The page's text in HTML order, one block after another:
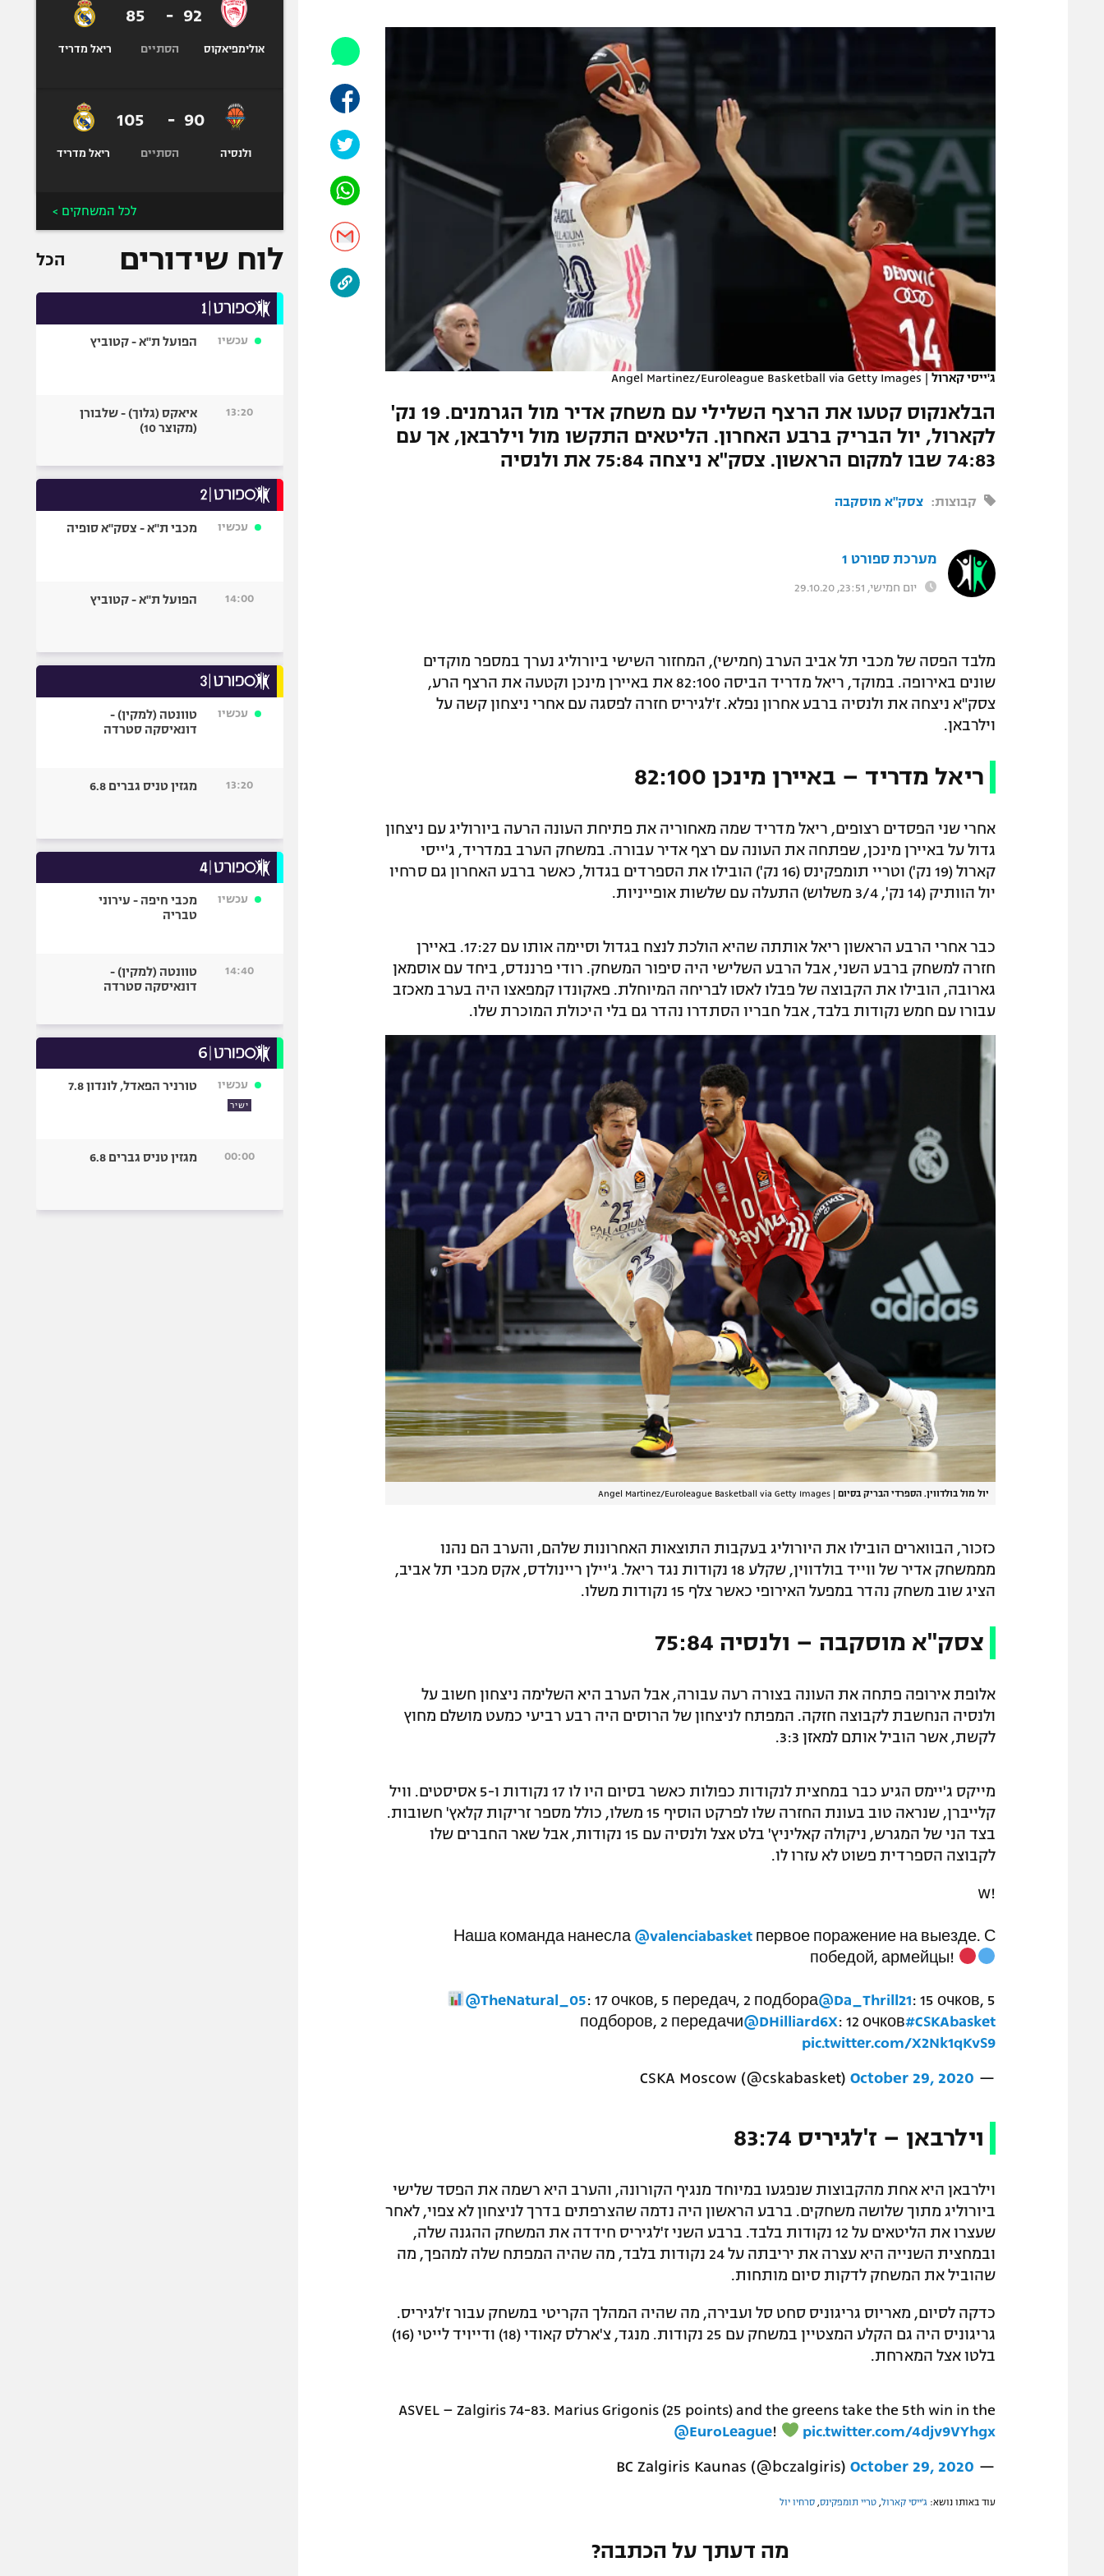
תקנון משתתפים וזוכים בפרסים
תנאי שימוש
מדיניות פרטיות
תקנון פעילות ספורט 1
רשיון להקרנה פומבית לבית עסק
הצטרפות לחבילת הערוצים
לוח דרושים – ג'ובנט
המגזין
הפועל תל אביב
הפועל באר שבע
מכבי נתניה
בני יהודה
ליגה סינית
ליגה ברזילאית
ליגות נוספות
ספורט מוטורי
בייסבול MLB
ספורט אתגרי
ג'ייסי קארול |
Angel Martinez/Euroleague Basketball via Getty Images
הבלאנקוס קטעו את הרצף השלילי עם משחק אדיר מול הגרמנים. 19 נק'
לקארול, יול הבריק ברבע האחרון. הליטאים התקשו מול וילרבאן, אך עם
74:83 שבו למקום הראשון. צסק"א ניצחה 75:84 את ולנסיה
קבוצות: צסק"א מוסקבה
מערכת ספורט 1
יום חמישי, 23:51, 29.10.20
מלבד הפסה של מכבי תל אביב הערב (חמישי), המחזור השישי ביורוליג נערך במספר מוקדים
שונים באירופה. במוקד, ריאל מדריד הביסה 82:100 את באיירן מינכן וקטעה את הרצף הרע,
צסק"א ניצחה את ולנסיה ברבע אחרון נפלא. ז'לגיריס חזרה לפסגה עם אחרי ניצחון קשה על
וילרבאן.
ריאל מדריד – באיירן מינכן 82:100
אחרי שני הפסדים רצופים, ריאל מדריד שמה מאחוריה את פתיחת העונה הרעה ביורוליג עם ניצחון
גדול על באיירן מינכן, שפתחה את העונה עם רצף אדיר עבורה. במשחק הערב במדריד, ג'ייסי
קארול (19 נק') וטריי תומפקינס (16 נק') הובילו את הספרדים בגדול, כאשר ברבע האחרון גם סרחיו
יול הוותיק (14 נק', 3/4 משלוש) התעלה עם שלשות אופייניות.
כבר אחרי הרבע הראשון ריאל אותתה שהיא הולכת לנצח בגדול וסיימה אותו עם 17:27. באיירן
חזרה למשחק ברבע השני, אבל הרבע השלישי היה סיפור המשחק. רודי פרננדס, ביחד עם אוסמאן
גארובה, הובילו את הקבוצה של פבלו לאסו לבריחה המיוחלת. פאקונדו קמפאצו היה בערב מאכזב
עבורו עם חמש נקודות בלבד, אבל חבריו הסתדרו נהדר גם בלי היכולת המוכרת שלו.
יול מול בולדווין. הספרדי הבריק בסיום |
Angel Martinez/Euroleague Basketball via Getty Images
כזכור, הבווארים הובילו את היורוליג בעקבות התוצאות האחרונות שלהם, והערב הם נהנו
מממשחק אדיר של ווייד בולדווין, שקלע 18 נקודות נגד ריאל. ג'יילן ריינולדס, אקס מכבי תל אביב,
הציג שוב משחק נהדר במפעל האירופי כאשר צלף 15 נקודות משלו.
צסק"א מוסקבה – ולנסיה 75:84
אלופת אירופה פתחה את העונה בצורה רעה עבורה, אבל הערב היא השלימה ניצחון חשוב על
ולנסיה הנחשבת לקבוצה חזקה. המפתח לניצחון של הרוסים היה רבע רביעי כמעט מושלם מחוץ
לקשת, אשר הוביל אותם למאזן 3:3.
מייקס ג'יימס הגיע כבר במחצית לנקודות כפולות כאשר בסיום היו לו 17 נקודות ו-5 אסיסטים. וויל
קלייברן, שנראה טוב בעונת החזרה שלו לפרקט הוסיף 15 משלו, כולל מספר זריקות קלאץ' חשובות.
בצד הני של המגרש, ניקולה קאליניץ' בלט אצל ולנסיה עם 15 נקודות, אבל שאר החברים שלו
לקבוצה הספרדית פשוט לא עזרו לו.
W!
Наша команда нанесла @valenciabasket первое поражение на выезде. С
победой, армейцы!
@TheNatural_05: 17 очков, 5 передач, 2 подбора@Da_Thrill21: 15 очков, 5
подборов, 2 передачи@DHilliard6X: 12 очков#CSKAbasket
pic.twitter.com/X2Nk1qKvS9
— CSKA Moscow (@cskabasket)
October 29, 2020
וילרבאן – ז'לגיריס 83:74
וילרבאן היא אחת מהקבוצות שנפגעו במיוחד מנגיף הקורונה, והערב היא רשמה את הפסד שלישי
ביורוליג מתוך שלושה משחקים. ברבע הראשון היה נדמה שהצרפתים בדרך לניצחון לא צפוי, לאחר
שעצרו את הליטאים על 12 נקודות בלבד. ברבע השני ז'לגיריס חידדה את המשחק ההגנה שלה,
ובמחצית השנייה היא עצרה את יריבתה על 24 נקודות בלבד, מה שהיה המפתח שלה למהפך, מה
שהוביל את המשחק לדקות סיום מותחות.
כדקה לסיום, מאריוס גריגוניס סחט סל ועבירה, מה שהיה המהלך הקריטי במשחק עבור ז'לגיריס.
גריגוניס היה גם הקלע המצטיין במשחק עם 25 נקודות. מנגד, צ'ארלס קאודי (18) ודייויד לייטי (16)
בלטו אצל המארחת.
ASVEL – Zalgiris 74-83. Marius Grigonis (25 points) and the greens take the 5th win in the
@EuroLeague! pic.twitter.com/4djv9VYhgx
— BC Zalgiris Kaunas (@bczalgiris)
October 29, 2020
עוד באותו נושא: ג'ייסי קארול טריי תומפקינס סרחיו יול
מה דעתך על הכתבה?
אולימפיאקוס
92
-
85
הסתיים ריאל מדריד
ולנסיה
90
-
105
הסתיים ריאל מדריד
לכל המשחקים >
לוח שידורים הכל
עכשיו הפועל ת"א - קטוביץ
13:20
איאקס (גלוך) - שלבורן
(מקוצר 10)
עכשיו מכבי ת"א - צסק"א סופיה
14:00 הפועל ת"א - קטוביץ
עכשיו
טוונטה (למקין) -
דונאיסקה סטרדה
13:20 מגזין טניס גברים 6.8
עכשיו
מכבי חיפה - עירוני
טבריה
14:40
טוונטה (למקין) -
דונאיסקה סטרדה
עכשיו
ישיר
טורניר הפאדל, לונדון 7.8
00:00 מגזין טניס גברים 6.8